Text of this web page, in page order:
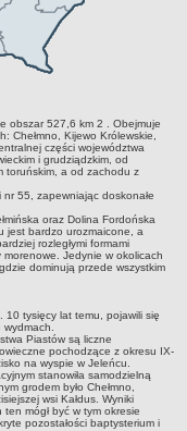
publicznej
obszar 527,6 km 2 . Obejmuje
Chełmno, Kijewo Królewskie,
części województwa
i grudziądzkim, od
toruńskim, a od zachodu z
55, zapewniając doskonałe
oraz Dolina Fordońska
jest bardzo urozmaicone, a
rozległymi formami
morenowe. Jedynie w okolicach
dominują przede wszystkim
10 tysięcy lat temu, pojawili się
wydmach.
Piastów są liczne
pochodzące z okresu IX-
na wyspie w Jeleńcu.
stanowiła samodzielną
grodem było Chełmno,
wsi Kałdus. Wyniki
mógł być w tym okresie
pozostałości baptysterium i